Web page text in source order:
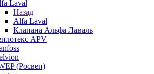
Laval
Назад
Alfa Laval
Клапана Альфа Лаваль
APV
(Росвеп)